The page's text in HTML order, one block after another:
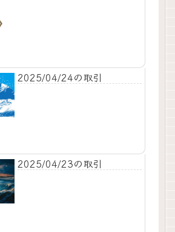
2025/04/24の取引
2025/04/23の取引